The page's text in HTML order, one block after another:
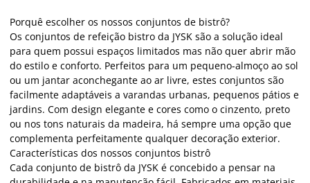
Porquê escolher os nossos conjuntos de bistrô?
Os conjuntos de refeição bistro da JYSK são a solução ideal
para quem possui espaços limitados mas não quer abrir mão
do estilo e conforto. Perfeitos para um pequeno-almoço ao sol
ou um jantar aconchegante ao ar livre, estes conjuntos são
facilmente adaptáveis a varandas urbanas, pequenos pátios e
jardins. Com design elegante e cores como o cinzento, preto
ou nos tons naturais da madeira, há sempre uma opção que
complementa perfeitamente qualquer decoração exterior.
Características dos nossos conjuntos bistrô
Cada conjunto de bistrô da JYSK é concebido a pensar na